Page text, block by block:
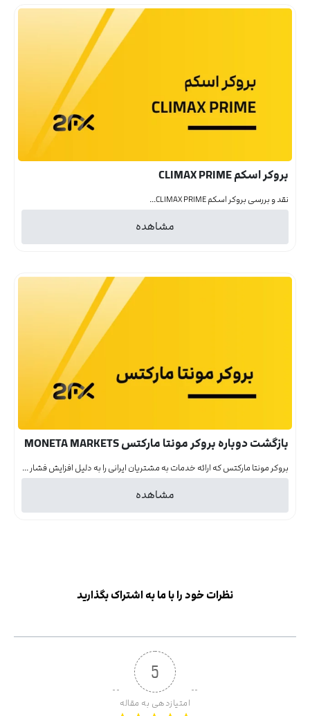
بروکر اسکم CLIMAX PRIME
نقد و بررسی بروکر اسکم CLIMAX PRIME...
مشاهده
بازگشت دوباره بروکر مونتا مارکتس MONETA MARKETS
بروکر مونتا مارکتس که ارائه خدمات به مشتریان ایرانی را به دلیل افزایش فشار ...
مشاهده
نظرات خود را با ما به اشتراک بگذارید
5
امتیازدهی به مقاله